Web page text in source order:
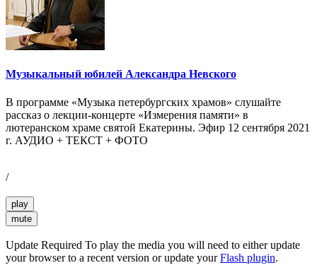
Музыкальный юбилей Александра Невского
В программе «Музыка петербургских храмов» слушайте
рассказ о лекции-концерте «Измерения памяти» в
лютеранском храме святой Екатерины. Эфир 12 сентября 2021
г. АУДИО + ТЕКСТ + ФОТО
/
play
mute
Update Required To play the media you will need to either update
your browser to a recent version or update yourFlash plugin.